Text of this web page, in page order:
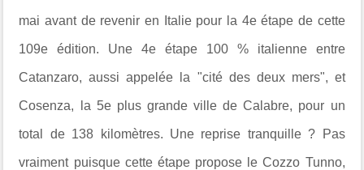
mai avant de revenir en Italie pour la 4e étape de cette
109e édition. Une 4e étape 100 % italienne entre
Catanzaro, aussi appelée la "cité des deux mers", et
Cosenza, la 5e plus grande ville de Calabre, pour un
total de 138 kilomètres. Une reprise tranquille ? Pas
vraiment puisque cette étape propose leCozzo Tunno,